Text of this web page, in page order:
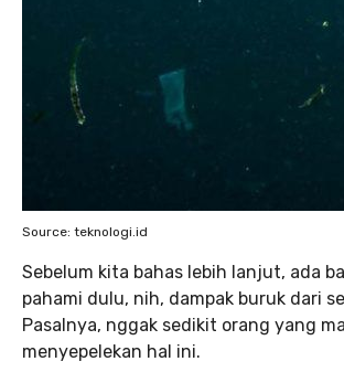
Source: teknologi.id
Sebelum kita bahas lebih lanjut, ada
pahami dulu, nih, dampak buruk dari
Pasalnya, nggak sedikit orang yang
menyepelekan hal ini.